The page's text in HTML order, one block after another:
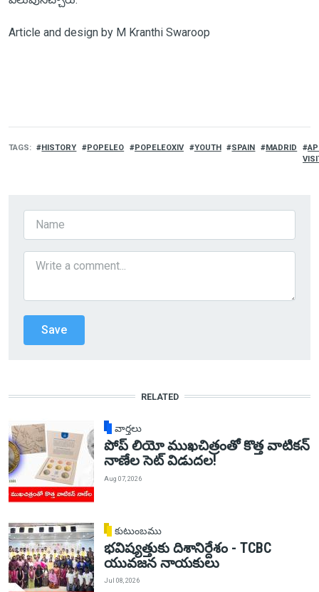
Article and design by M Kranthi Swaroop
TAGS HISTORY POPELEO POPELEOXIV YOUTH SPAIN MADRID
RELATED
వార్తలు
పోప్ లియో ముఖచిత్రంతో కొత్త వాటికన్
నాణేల సెట్ విడుదల!
Aug 07, 2026
కుటుంబము
భవిష్యత్తుకు దిశానిర్దేశం - TCBC
యువజన నాయకులు
Jul 08, 2026